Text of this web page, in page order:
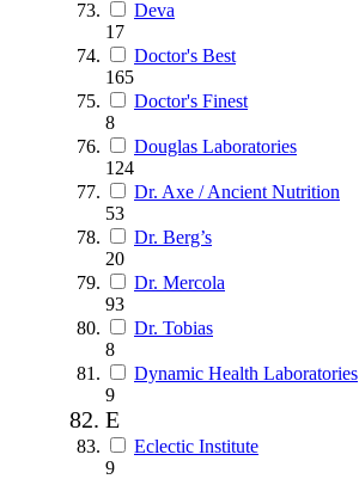
Deva
17
Doctor's Best
165
Doctor's Finest
8
Douglas Laboratories
124
Dr. Axe / Ancient Nutrition
53
Dr. Berg’s
20
Dr. Mercola
93
Dr. Tobias
8
Dynamic Health Laboratories
9
E
Eclectic Institute
9